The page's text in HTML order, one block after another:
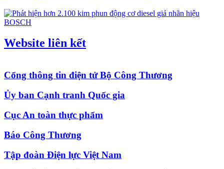
Website liên kết
Cổng thông tin điện tử Bộ Công Thương
Ủy ban Cạnh tranh Quốc gia
Cục An toàn thực phẩm
Báo Công Thương
Tập đoàn Điện lực Việt Nam